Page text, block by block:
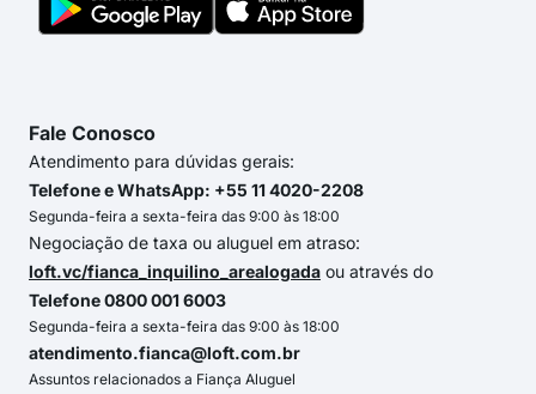
Fale Conosco
Atendimento para dúvidas gerais:
Telefone e WhatsApp: +55 11 4020-2208
Segunda-feira a sexta-feira das 9:00 às 18:00
Negociação de taxa ou aluguel em atraso:
loft.vc/fianca_inquilino_arealogada ou através do
Telefone 0800 001 6003
Segunda-feira a sexta-feira das 9:00 às 18:00
atendimento.fianca@loft.com.br
Assuntos relacionados a Fiança Aluguel